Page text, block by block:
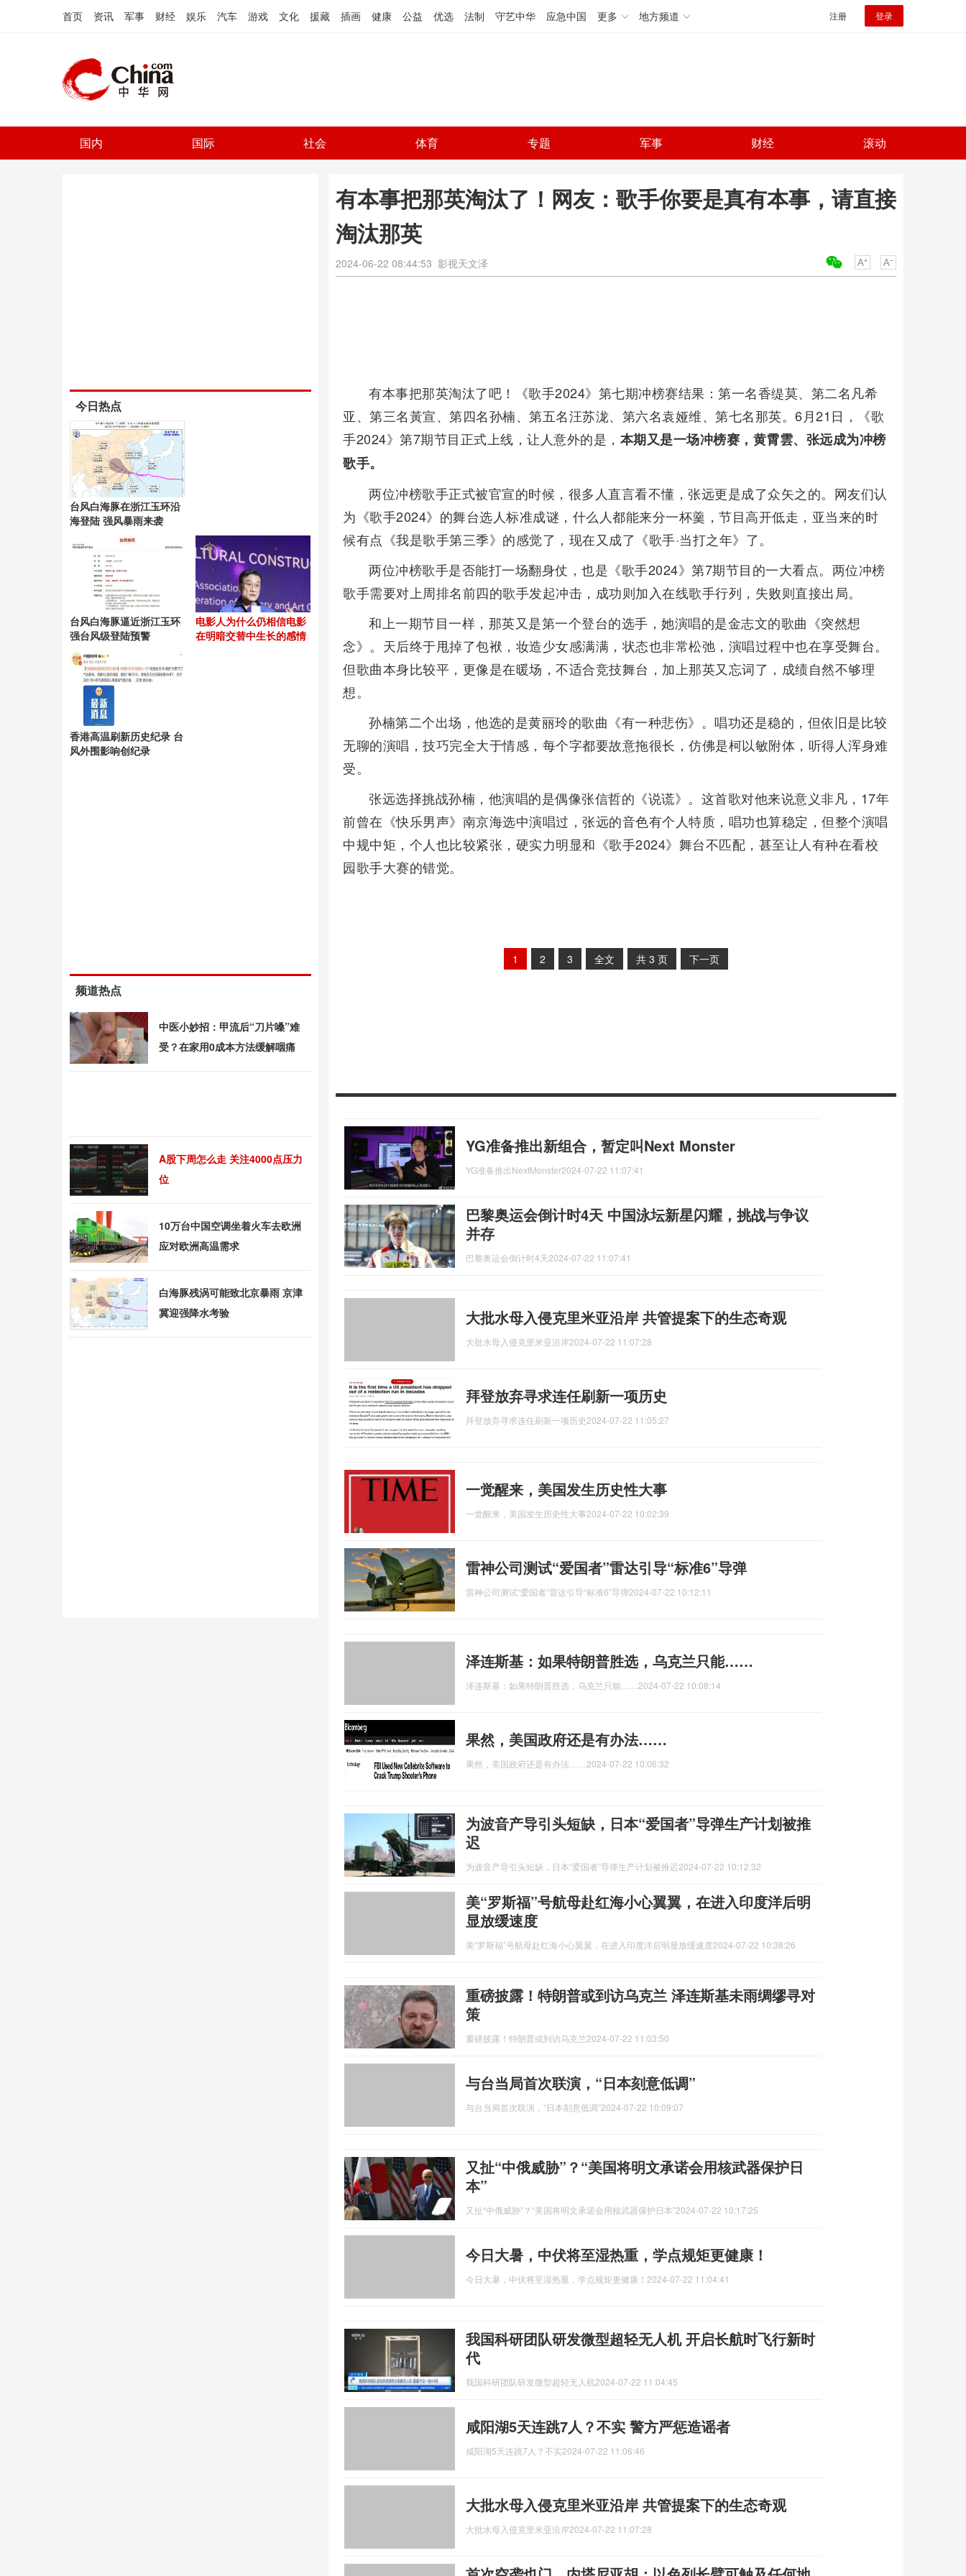
首页 资讯 军事 财经 娱乐 汽车 游戏 文化 援藏 插画 健康 公益 优选 法制 守艺中华 应急中国 更多 地方频道 注册 登录
国内 国际 社会 体育 专题 军事 财经 滚动
有本事把那英淘汰了！网友：歌手你要是真有本事，请直接
淘汰那英
2024-06-22 08:44:53 影视天文泽
有本事把那英淘汰了吧！《歌手2024》第七期冲榜赛结果：第一名香缇莫、第二名凡希
亚、第三名黃宣、第四名孙楠、第五名汪苏泷、第六名袁娅维、第七名那英。6月21日，《歌
手2024》第7期节目正式上线，让人意外的是， 本期又是一场冲榜赛，黄霄雲、张远成为冲榜
歌手。
两位冲榜歌手正式被官宣的时候，很多人直言看不懂，张远更是成了众矢之的。网友们认
为《歌手2024》的舞台选人标准成谜，什么人都能来分一杯羹，节目高开低走，亚当来的时
候有点《我是歌手第三季》的感觉了，现在又成了《歌手·当打之年》了。
两位冲榜歌手是否能打一场翻身仗，也是《歌手2024》第7期节目的一大看点。两位冲榜
歌手需要对上周排名前四的歌手发起冲击，成功则加入在线歌手行列，失败则直接出局。
和上一期节目一样，那英又是第一个登台的选手，她演唱的是金志文的歌曲《突然想
念》。天后终于甩掉了包袱，妆造少女感满满，状态也非常松弛，演唱过程中也在享受舞台。
但歌曲本身比较平，更像是在暖场，不适合竞技舞台，加上那英又忘词了，成绩自然不够理
想。
孙楠第二个出场，他选的是黄丽玲的歌曲《有一种悲伤》。唱功还是稳的，但依旧是比较
无聊的演唱，技巧完全大于情感，每个字都要故意拖很长，仿佛是柯以敏附体，听得人浑身难
受。
张远选择挑战孙楠，他演唱的是偶像张信哲的《说谎》。这首歌对他来说意义非凡，17年
前曾在《快乐男声》南京海选中演唱过，张远的音色有个人特质，唱功也算稳定，但整个演唱
中规中矩，个人也比较紧张，硬实力明显和《歌手2024》舞台不匹配，甚至让人有种在看校
园歌手大赛的错觉。
1 2 3 全文 共 3 页 下一页
YG准备推出新组合，暂定叫Next Monster
YG准备推出NextMonster2024-07-22 11:07:41
巴黎奥运会倒计时4天 中国泳坛新星闪耀，挑战与争议
并存
巴黎奥运会倒计时4天2024-07-22 11:07:41
大批水母入侵克里米亚沿岸 共管提案下的生态奇观
大批水母入侵克里米亚沿岸2024-07-22 11:07:28
拜登放弃寻求连任刷新一项历史
拜登放弃寻求连任刷新一项历史2024-07-22 11:05:27
一觉醒来，美国发生历史性大事
一觉醒来，美国发生历史性大事2024-07-22 10:02:39
雷神公司测试“爱国者”雷达引导“标准6”导弹
雷神公司测试“爱国者”雷达引导“标准6”导弹2024-07-22 10:12:11
泽连斯基：如果特朗普胜选，乌克兰只能……
泽连斯基：如果特朗普胜选，乌克兰只能…… 2024-07-22 10:08:14
果然，美国政府还是有办法……
果然，美国政府还是有办法…… 2024-07-22 10:06:32
为波音产导引头短缺，日本“爱国者”导弹生产计划被推
迟
为波音产导引头短缺，日本“爱国者”导弹生产计划被推迟2024-07-22 10:12:32
美“罗斯福”号航母赴红海小心翼翼，在进入印度洋后明
显放缓速度
美“罗斯福”号航母赴红海小心翼翼，在进入印度洋后明显放缓速度2024-07-22 10:38:26
重磅披露！特朗普或到访乌克兰 泽连斯基未雨绸缪寻对
策
重磅披露！特朗普或到访乌克兰2024-07-22 11:03:50
与台当局首次联演，“日本刻意低调”
与台当局首次联演，“日本刻意低调”2024-07-22 10:09:07
又扯“中俄威胁”？“美国将明文承诺会用核武器保护日
本”
又扯“中俄威胁”？“美国将明文承诺会用核武器保护日本”2024-07-22 10:17:25
今日大暑，中伏将至湿热重，学点规矩更健康！
今日大暑，中伏将至湿热重，学点规矩更健康！ 2024-07-22 11:04:41
我国科研团队研发微型超轻无人机 开启长航时飞行新时
代
我国科研团队研发微型超轻无人机 2024-07-22 11:04:45
咸阳湖5天连跳7人？不实 警方严惩造谣者
咸阳湖5天连跳7人？不实2024-07-22 11:06:46
大批水母入侵克里米亚沿岸 共管提案下的生态奇观
大批水母入侵克里米亚沿岸2024-07-22 11:07:28
今日热点
台风白海豚在浙江玉环沿
海登陆 强风暴雨来袭
台风白海豚逼近浙江玉环
强台风级登陆预警
电影人为什么仍相信电影
在明暗交替中生长的感情
香港高温刷新历史纪录 台
风外围影响创纪录
频道热点
中医小妙招：甲流后“刀片嗓”难
受？在家用0成本方法缓解咽痛
A股下周怎么走 关注4000点压力
位
10万台中国空调坐着火车去欧洲
应对欧洲高温需求
白海豚残涡可能致北京暴雨 京津
冀迎强降水考验